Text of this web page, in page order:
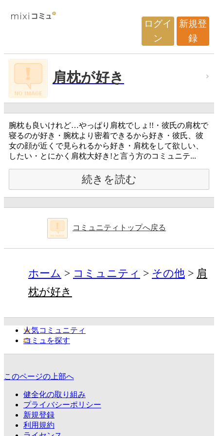
ログイ
ン
新規登
録
肩枕が好き
腕枕も良いけれど…やっぱり肩枕でしょ!!・彼氏の肩枕で
寝るのが好き・腕枕より密着できるから好き・彼氏、彼
女の顔が近くで見られるから好き・肩枕をして欲しい、
したい・とにかく肩枕大好き!と言う方のコミュニテ...
続きを読む
コミュニティトップへ戻る
ホーム コミュニティ その他
肩
枕が好き
人気コミュニティ
コミュを探す
このページの上部へ
健全化の取り組み
プライバシーポリシー
新規登録
利用規約